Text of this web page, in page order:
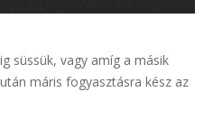
süssük, vagy amíg a másik
máris fogyasztásra kész az